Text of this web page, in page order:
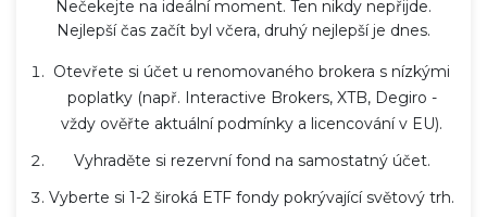
Nečekejte na ideální moment. Ten nikdy nepřijde.
Nejlepší čas začít byl včera, druhý nejlepší je dnes.
Otevřete si účet u renomovaného brokera s nízkými
poplatky (např. Interactive Brokers, XTB, Degiro -
vždy ověřte aktuální podmínky a licencování v EU).
Vyhraděte si rezervní fond na samostatný účet.
Vyberte si 1-2 široká ETF fondy pokrývající světový trh.